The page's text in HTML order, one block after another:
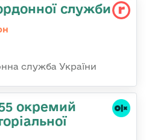
служби
служба України
окремий